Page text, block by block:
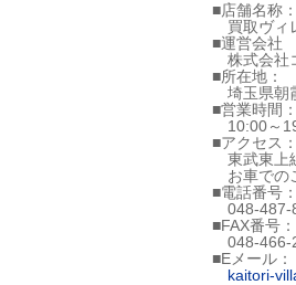
■店舗名称：
買取ヴィ
■運営会社
株式会社
■所在地：
埼玉県朝
■営業時間：
10:00～
■アクセス：
東武東上
お車での
■電話番号：
048-487-
■FAX番号：
048-466-
■Eメール：
kaitori-